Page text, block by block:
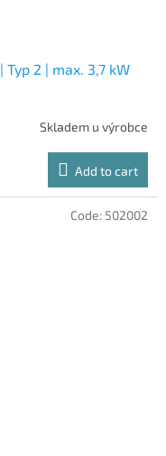
2 | max. 3,7 kW
Skladem u výrobce
Add to cart
Code:502002